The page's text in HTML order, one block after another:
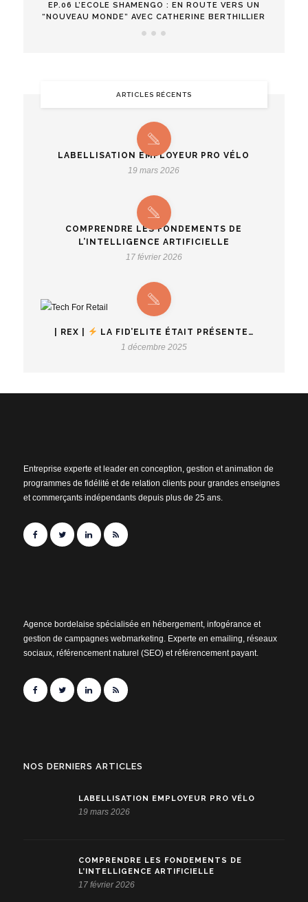
EP.06 L’ECOLE SHAMENGO : EN ROUTE VERS UN
“NOUVEAU MONDE” AVEC CATHERINE BERTHILLIER
ARTICLES RÉCENTS
LABELLISATION EMPLOYEUR PRO VÉLO
19 mars 2026
COMPRENDRE LES FONDEMENTS DE
L’INTELLIGENCE ARTIFICIELLE
17 février 2026
| REX |
LA FID’ELITE ÉTAIT PRÉSENTE…
1 décembre 2025
Entreprise experte et leader en conception, gestion et animation de
programmes de fidélité et de relation clients pour grandes enseignes
et commerçants indépendants depuis plus de 25 ans.
Agence bordelaise spécialisée en hébergement, infogérance et
gestion de campagnes webmarketing. Experte en emailing, réseaux
sociaux, référencement naturel (SEO) et référencement payant.
NOS DERNIERS ARTICLES
LABELLISATION EMPLOYEUR PRO VÉLO
19 mars 2026
COMPRENDRE LES FONDEMENTS DE
L’INTELLIGENCE ARTIFICIELLE
17 février 2026